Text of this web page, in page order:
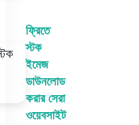
ফ্রিতে
স্টক
ইমেজ
ডাউনলোড
করার সেরা
ওয়েবসাইট